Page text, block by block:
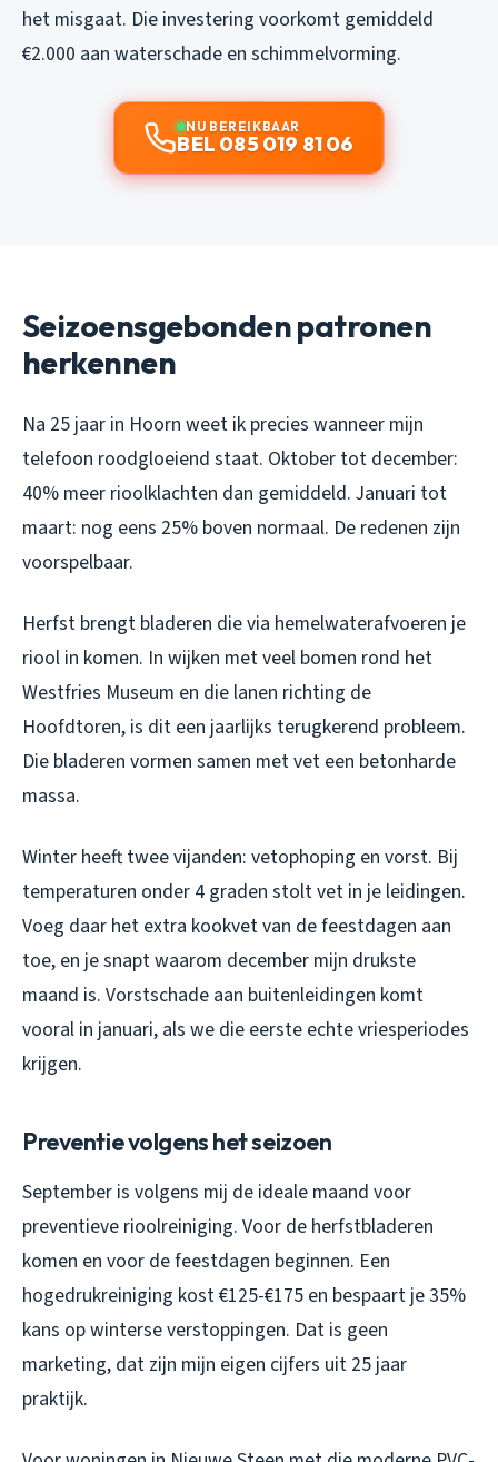
het misgaat. Die investering voorkomt gemiddeld
€2.000 aan waterschade en schimmelvorming.
NU BEREIKBAAR
BEL 085 019 81 06
Seizoensgebonden patronen
herkennen
Na 25 jaar in Hoorn weet ik precies wanneer mijn
telefoon roodgloeiend staat. Oktober tot december:
40% meer rioolklachten dan gemiddeld. Januari tot
maart: nog eens 25% boven normaal. De redenen zijn
voorspelbaar.
Herfst brengt bladeren die via hemelwaterafvoeren je
riool in komen. In wijken met veel bomen rond het
Westfries Museum en die lanen richting de
Hoofdtoren, is dit een jaarlijks terugkerend probleem.
Die bladeren vormen samen met vet een betonharde
massa.
Winter heeft twee vijanden: vetophoping en vorst. Bij
temperaturen onder 4 graden stolt vet in je leidingen.
Voeg daar het extra kookvet van de feestdagen aan
toe, en je snapt waarom december mijn drukste
maand is. Vorstschade aan buitenleidingen komt
vooral in januari, als we die eerste echte vriesperiodes
krijgen.
Preventie volgens het seizoen
September is volgens mij de ideale maand voor
preventieve rioolreiniging. Voor de herfstbladeren
komen en voor de feestdagen beginnen. Een
hogedrukreiniging kost €125-€175 en bespaart je 35%
kans op winterse verstoppingen. Dat is geen
marketing, dat zijn mijn eigen cijfers uit 25 jaar
praktijk.